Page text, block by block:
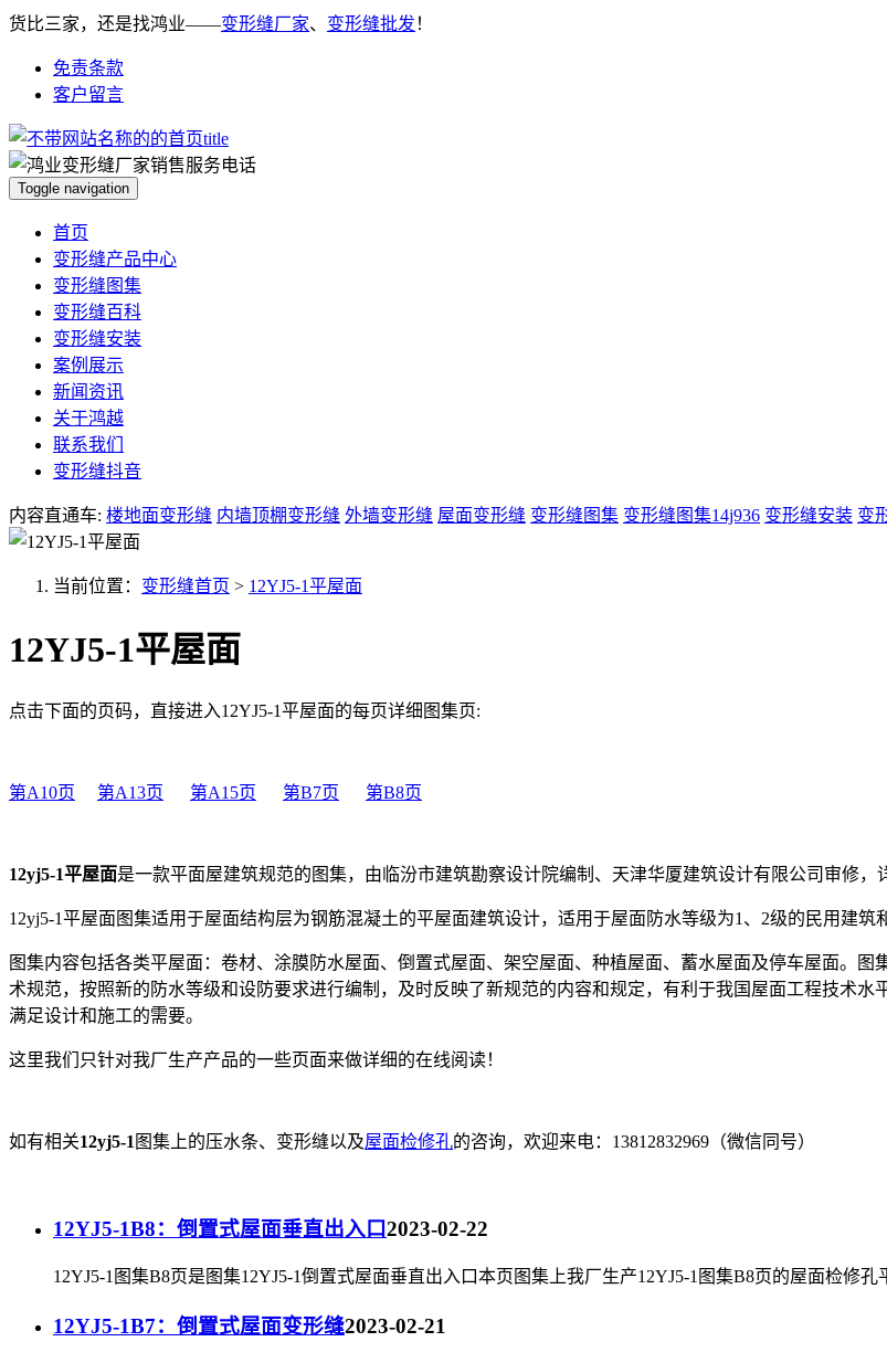
货比三家，还是找鸿业——变形缝厂家、 变形缝批发 ！
免责条款
客户留言
Toggle navigation
首页
变形缝产品中心
变形缝图集
变形缝百科
变形缝安装
案例展示
新闻资讯
关于鸿越
联系我们
变形缝抖音
内容直通车: 楼地面变形缝 内墙顶棚变形缝 外墙变形缝 屋面变形缝 变形缝图集 变形缝图集14j936 变形缝安装 变
当前位置： 变形缝首页 > 12YJ5-1平屋面
12YJ5-1平屋面
点击下面的页码，直接进入12YJ5-1平屋面的每页详细图集页:
第A10页 第A13页 第A15页 第B7页 第B8页
12yj5-1平屋面是一款平面屋建筑规范的图集，由临汾市建筑勘察设计院编制、天津华厦建筑设计有限公司审修
12yj5-1平屋面图集适用于屋面结构层为钢筋混凝土的平屋面建筑设计，适用于屋面防水等级为1、2级的民用建筑
图集内容包括各类平屋面：卷材、涂膜防水屋面、倒置式屋面、架空屋面、种植屋面、蓄水屋面及停车屋面。
术规范，按照新的防水等级和设防要求进行编制，及时反映了新规范的内容和规定，有利于我国屋面工程技术
满足设计和施工的需要。
这里我们只针对我厂生产产品的一些页面来做详细的在线阅读！
如有相关12yj5-1 图集上的压水条、变形缝以及屋面检修孔的咨询，欢迎来电：13812832969（微信同号）
12YJ5-1B8：倒置式屋面垂直出入口2023-02-22
12YJ5-1图集B8页是图集12YJ5-1倒置式屋面垂直出入口本页图集上我厂生产12YJ5-1图集B8页的屋面检修孔
12YJ5-1B7：倒置式屋面变形缝2023-02-21